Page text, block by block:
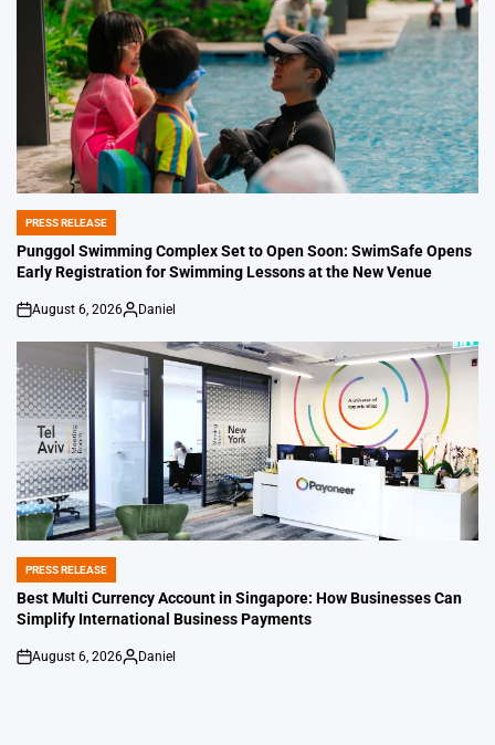
POSTED
IN
PRESS RELEASE
Punggol Swimming Complex Set to Open Soon: SwimSafe Opens
Early Registration for Swimming Lessons at the New Venue
on
August 6, 2026
Posted
Daniel
POSTED
IN
PRESS RELEASE
Best Multi Currency Account in Singapore: How Businesses Can
Simplify International Business Payments
on
August 6, 2026
Posted
Daniel